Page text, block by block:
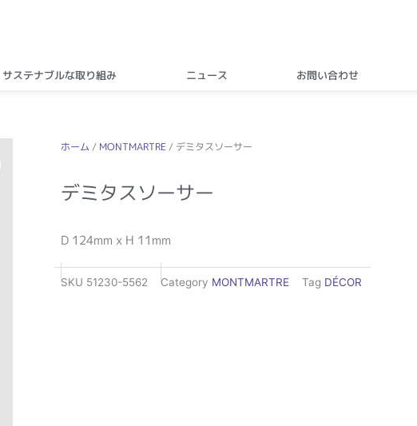
サステナブルな取り組み ニュース お問い合わせ
ホーム / MONTMARTRE / デミタスソーサー
デミタスソーサー
D 124mm x H 11mm
SKU 51230-5562 Category MONTMARTRE Tag DÉCOR